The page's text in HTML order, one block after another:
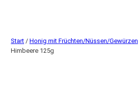
Start / Honig mit Früchten/Nüssen/Gewürzen
Himbeere 125g